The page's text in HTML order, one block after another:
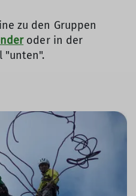
zu den Gruppen
oder in der
"unten".